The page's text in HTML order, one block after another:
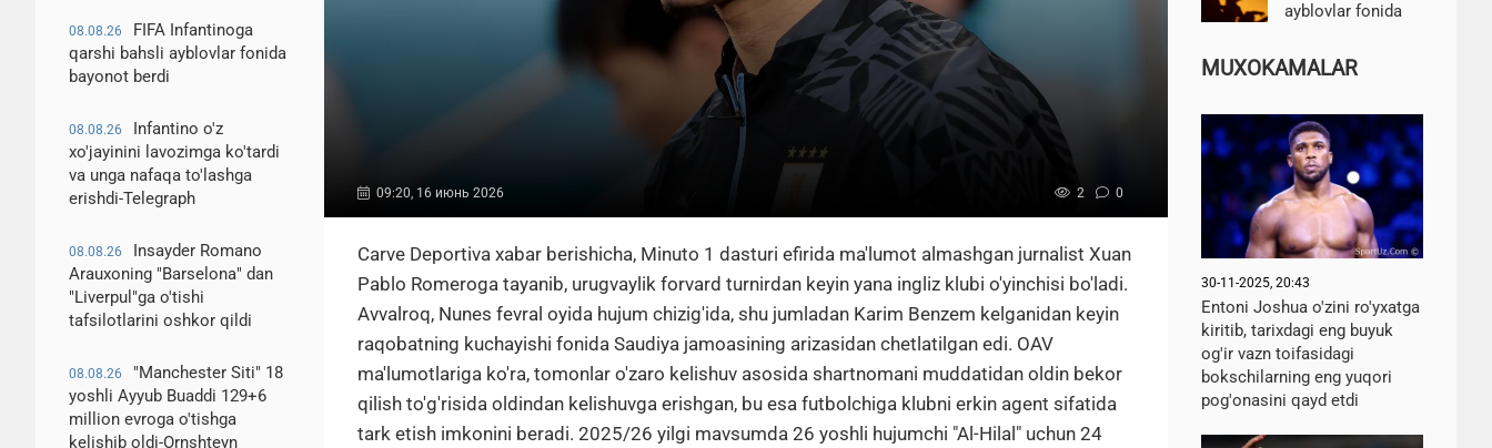
08.08.26
FIFA Infantinoga
qarshi bahsli ayblovlar fonida
bayonot berdi
08.08.26
Infantino o'z
xo'jayinini lavozimga ko'tardi
va unga nafaqa to'lashga
erishdi-Telegraph
08.08.26
Insayder Romano
Arauxoning "Barselona" dan
"Liverpul"ga o'tishi
tafsilotlarini oshkor qildi
08.08.26
"Manchester Siti" 18
yoshli Ayyub Buaddi 129+6
million evroga o'tishga
kelishib oldi-Ornshteyn
09:20, 16 июнь 2026 2 0
Carve Deportiva xabar berishicha, Minuto 1 dasturi efirida ma'lumot almashgan jurnalist Xuan
Pablo Romeroga tayanib, urugvaylik forvard turnirdan keyin yana ingliz klubi o'yinchisi bo'ladi.
Avvalroq, Nunes fevral oyida hujum chizig'ida, shu jumladan Karim Benzem kelganidan keyin
raqobatning kuchayishi fonida Saudiya jamoasining arizasidan chetlatilgan edi. OAV
ma'lumotlariga ko'ra, tomonlar o'zaro kelishuv asosida shartnomani muddatidan oldin bekor
qilish to'g'risida oldindan kelishuvga erishgan, bu esa futbolchiga klubni erkin agent sifatida
tark etish imkonini beradi. 2025/26 yilgi mavsumda 26 yoshli hujumchi "Al-Hilal" uchun 24
ayblovlar fonida
MUXOKAMALAR
30-11-2025, 20:43
Entoni Joshua o'zini ro'yxatga
kiritib, tarixdagi eng buyuk
og'ir vazn toifasidagi
bokschilarning eng yuqori
pog'onasini qayd etdi